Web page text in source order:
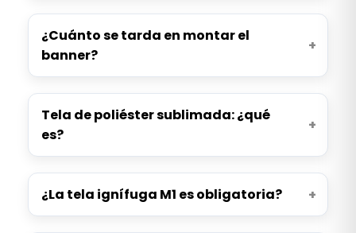
¿Cuánto se tarda en montar el
banner?
Tela de poliéster sublimada: ¿qué
es?
¿La tela ignífuga M1 es obligatoria?